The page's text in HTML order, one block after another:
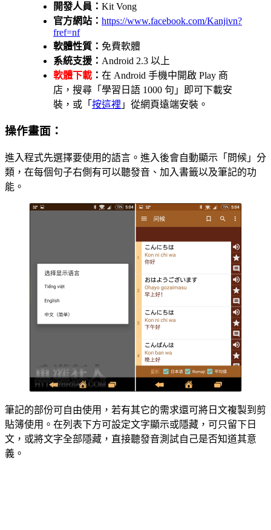
開發人員： Kit Vong
官方網站： https://www.facebook.com/Kanjivn?
fref=nf
軟體性質： 免費軟體
系統支援： Android 2.3 以上
軟體下載 ： 在 Android 手機中開啟 Play 商
店，搜尋「學習日語 1000 句」即可下載安
裝，或「 按這裡 」從網頁遠端安裝。
操作畫面：
進入程式先選擇要使用的語言。進入後會自動顯示「問候」分
類，在每個句子右側有可以聽發音、加入書籤以及筆記的功
能。
筆記的部份可自由使用，若有其它的需求還可將日文複製到剪
貼簿使用。在列表下方可設定文字顯示或隱藏，可只留下日
文，或將文字全部隱藏，直接聽發音測試自己是否知道其意
義。